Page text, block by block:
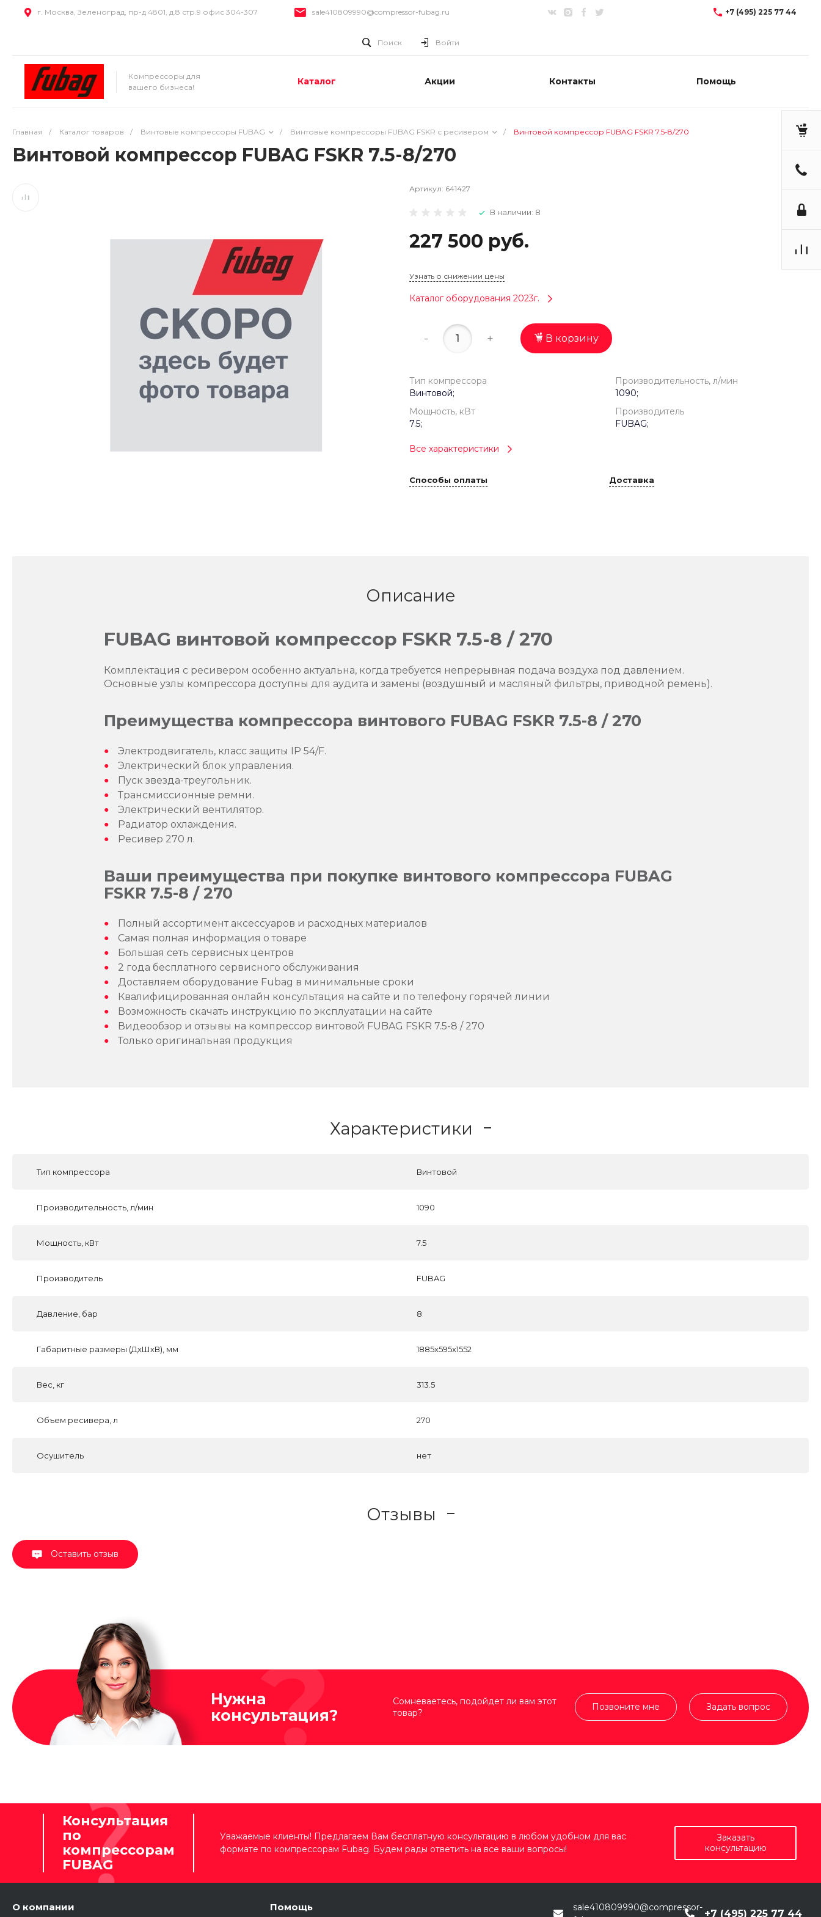
г. Москва, Зеленоград, пр-д 4801, д.8 стр.9 офис 304-307 sale410809990@compressor-fubag.ru +7 (495) 225 77 44
Поиск Войти
Компрессоры для
вашего бизнеса!
Каталог Акции Контакты Помощь
Главная / Каталог товаров / Винтовые компрессоры FUBAG / Винтовые компрессоры FUBAG FSKR с ресивером / Винтовой компрессор FUBAG FSKR 7.5-8/270
Винтовой компрессор FUBAG FSKR 7.5-8/270
Артикул: 641427
В наличии: 8
227 500 руб.
Узнать о снижении цены
Каталог оборудования 2023г.
- + В корзину
Тип компрессора
Винтовой;
Производительность, л/мин
1090;
Мощность, кВт
7.5;
Производитель
FUBAG;
Все характеристики
Способы оплаты Доставка
Описание
FUBAG винтовой компрессор FSKR 7.5-8 / 270
Комплектация с ресивером особенно актуальна, когда требуется непрерывная подача воздуха под давлением.
Основные узлы компрессора доступны для аудита и замены (воздушный и масляный фильтры, приводной ремень).
Преимущества компрессора винтового FUBAG FSKR 7.5-8 / 270
Электродвигатель, класс защиты IP 54/F.
Электрический блок управления.
Пуск звезда-треугольник.
Трансмиссионные ремни.
Электрический вентилятор.
Радиатор охлаждения.
Ресивер 270 л.
Ваши преимущества при покупке винтового компрессора FUBAG
FSKR 7.5-8 / 270
Полный ассортимент аксессуаров и расходных материалов
Самая полная информация о товаре
Большая сеть сервисных центров
2 года бесплатного сервисного обслуживания
Доставляем оборудование Fubag в минимальные сроки
Квалифицированная онлайн консультация на сайте и по телефону горячей линии
Возможность скачать инструкцию по эксплуатации на сайте
Видеообзор и отзывы на компрессор винтовой FUBAG FSKR 7.5-8 / 270
Только оригинальная продукция
Характеристики
Тип компрессора Винтовой
Производительность, л/мин 1090
Мощность, кВт 7.5
Производитель FUBAG
Давление, бар 8
Габаритные размеры (ДхШхВ), мм 1885x595x1552
Вес, кг 313.5
Объем ресивера, л 270
Осушитель нет
Отзывы
Оставить отзыв
Нужна
консультация?
Сомневаетесь, подойдет ли вам этот
товар?
Позвоните мне Задать вопрос
Консультация
по
компрессорам
FUBAG
Уважаемые клиенты! Предлагаем Вам бесплатную консультацию в любом удобном для вас
формате по компрессорам Fubag. Будем рады ответить на все ваши вопросы!
Заказать
консультацию
О компании Помощь
sale410809990@compressor-
+7 (495) 225 77 44